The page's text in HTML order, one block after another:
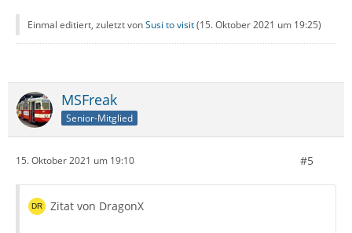
Einmal editiert, zuletzt vonSusi to visit(15. Oktober 2021 um 19:25)
MSFreak
Senior-Mitglied
15. Oktober 2021 um 19:10 #5
Zitat von DragonX